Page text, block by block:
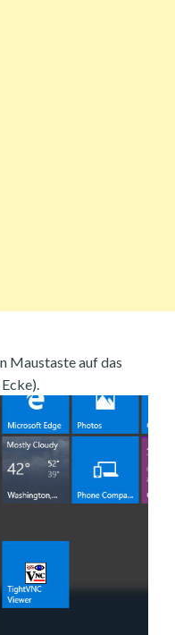
Maustaste auf das